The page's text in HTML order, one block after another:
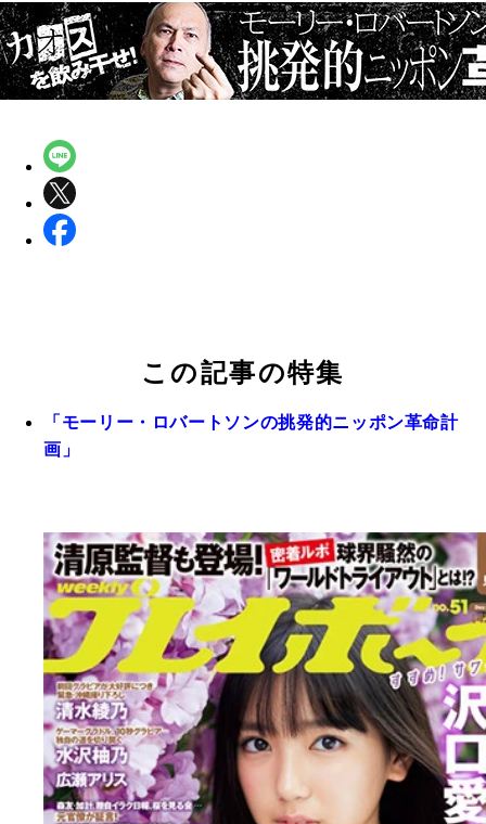
この記事の特集
「モーリー・ロバートソンの挑発的ニッポン革命計
画」